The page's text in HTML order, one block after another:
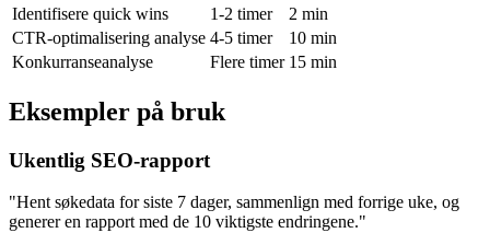
Identifisere quick wins
1-2 timer
2 min
CTR-optimalisering analyse 4-5 timer
10 min
Konkurranseanalyse
Flere timer 15 min
Eksempler på bruk
Ukentlig SEO-rapport
"Hent søkedata for siste 7 dager, sammenlign med forrige uke, og
generer en rapport med de 10 viktigste endringene."